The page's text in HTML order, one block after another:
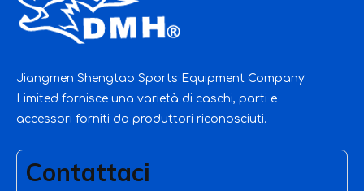
Jiangmen Shengtao Sports Equipment Company
Limited fornisce una varietà di caschi, parti e
accessori forniti da produttori riconosciuti.
Contattaci